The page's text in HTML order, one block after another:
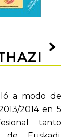
a modo de
2014 en 5
tanto